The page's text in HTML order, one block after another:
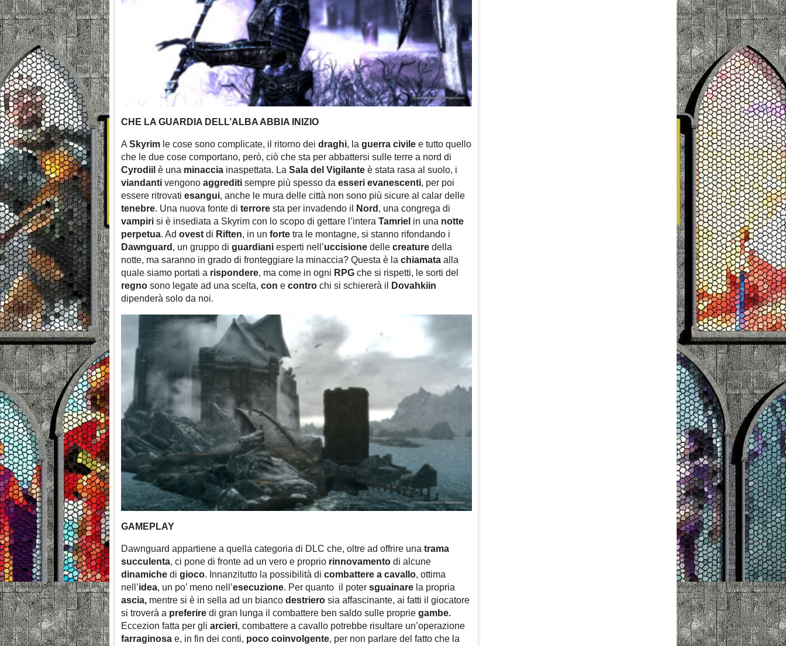
CHE LA GUARDIA DELL’ALBA ABBIA INIZIO
A Skyrim le cose sono complicate, il ritorno dei draghi, la guerra civile e tutto quello
che le due cose comportano, però, ciò che sta per abbattersi sulle terre a nord di
Cyrodiil è una minaccia inaspettata. La Sala del Vigilante è stata rasa al suolo, i
viandanti vengono aggrediti sempre più spesso da esseri evanescenti, per poi
essere ritrovati esangui, anche le mura delle città non sono più sicure al calar delle
tenebre. Una nuova fonte di terrore sta per invadendo il Nord , una congrega di
vampiri si è insediata a Skyrim con lo scopo di gettare l’intera Tamriel in una notte
perpetua. Ad ovest di Riften, in un forte tra le montagne, si stanno rifondando i
Dawnguard , un gruppo di guardiani esperti nell’uccisione delle creature della
notte, ma saranno in grado di fronteggiare la minaccia? Questa è la chiamata alla
quale siamo portati a rispondere, ma come in ogni RPG che si rispetti, le sorti del
regno sono legate ad una scelta, con e contro chi si schiererà il
Dovahkiin
dipenderà solo da noi.
GAMEPLAY
Dawnguard appartiene a quella categoria di DLC che, oltre ad offrire una trama
succulenta, ci pone di fronte ad un vero e proprio rinnovamento di alcune
dinamiche di gioco. Innanzitutto la possibilità di combattere a cavallo, ottima
nell’idea, un po’ meno nell’esecuzione. Per quanto il poter sguainare la propria
ascia, mentre si è in sella ad un bianco destriero sia affascinante, ai fatti il giocatore
si troverà a preferire di gran lunga il combattere ben saldo sulle proprie gambe.
Eccezion fatta per gli arcieri, combattere a cavallo potrebbe risultare un’operazione
farraginosa e, in fin dei conti, poco coinvolgente, per non parlare del fatto che la